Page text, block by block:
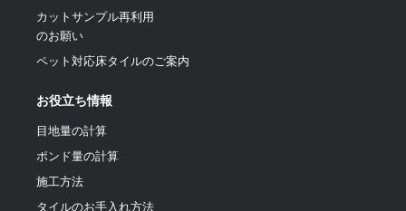
カットサンプル再利用
のお願い
ペット対応床タイルのご案内
お役立ち情報
目地量の計算
ポンド量の計算
施工方法
タイルのお手入れ方法